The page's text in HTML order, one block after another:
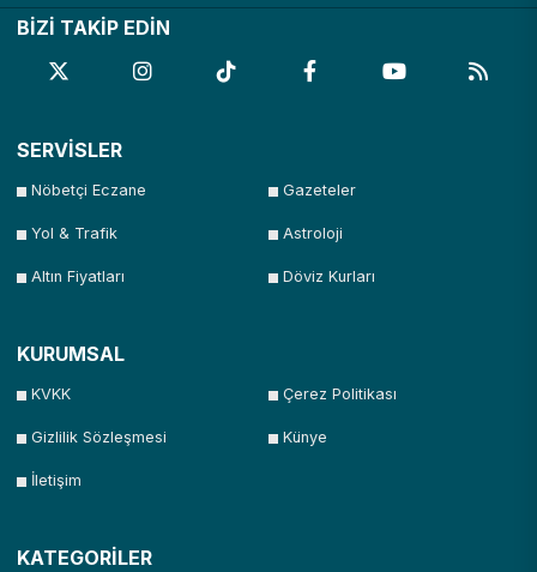
BİZİ TAKİP EDİN
SERVİSLER
Nöbetçi Eczane Gazeteler
Yol & Trafik Astroloji
Altın Fiyatları Döviz Kurları
KURUMSAL
KVKK Çerez Politikası
Gizlilik Sözleşmesi Künye
İletişim
KATEGORİLER